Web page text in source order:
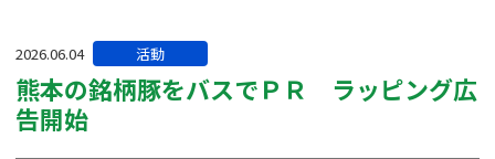
2026.06.04 カ
テ
ゴ
活動
熊本の銘柄豚をバスでＰＲ ラッピング広
告開始